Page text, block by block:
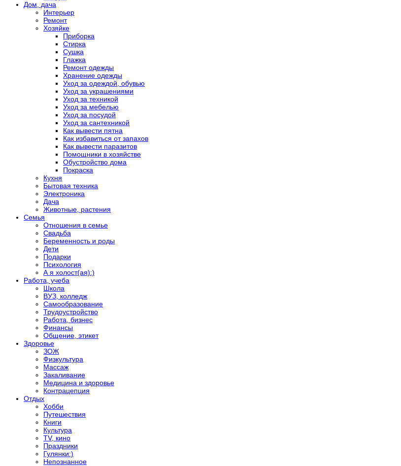
Дом, дача
Интерьер
Ремонт
Хозяйке
Приборка
Стирка
Сушка
Глажка
Ремонт одежды
Хранение одежды
Уход за одеждой, обувью
Уход за украшениями
Уход за техникой
Уход за мебелью
Уход за посудой
Уход за сантехникой
Как вывести пятна
Как избавиться от запахов
Как вывести паразитов
Помощники в хозяйстве
Обустройство дома
Покраска
Кухня
Бытовая техника
Электроника
Дача
Животные, растения
Семья
Отношения в семье
Свадьба
Беременность и роды
Дети
Подарки
Психология
А я холост(ая):)
Работа, учеба
Школа
ВУЗ, колледж
Самообразование
Трудоустройство
Работа, бизнес
Финансы
Общение, этикет
Здоровье
ЗОЖ
Физкультура
Массаж
Закаливание
Медицина и здоровье
Контрацепция
Отдых
Хобби
Путешествия
Книги
Культура
TV, кино
Праздники
Гулянки:)
Непознанное